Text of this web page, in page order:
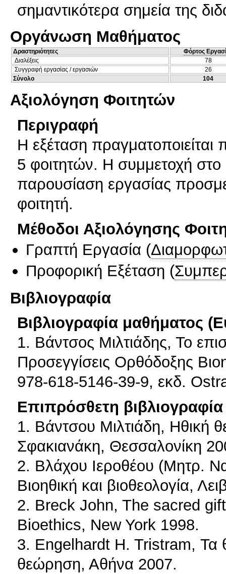
σημαντικότερα σημεία της
Οργάνωση Μαθήματος
Δραστηριότητες
Φόρτος
Διαλέξεις
78
Συγγραφή εργασίας / εργασιών
26
Σύνολο
104
Αξιολόγηση Φοιτητών
Περιγραφή
Η εξέταση
5 φοιτητών. Η συμμετοχή
παρουσίαση εργασίας
φοιτητή.
Μέθοδοι Αξιολόγησης
Γραπτή Εργασία (
Προφορική Εξέταση (
Βιβλιογραφία
Βιβλιογραφία μαθήματος
1. Βάντσος Μιλτιάδης, Το
Προσεγγίσεις Ορθόδοξης
978-618-5146-39-9, εκδ.
Επιπρόσθετη βιβλιογραφία
1. Βάντσου Μιλτιάδη, Ηθική
Σφακιανάκη, Θεσσαλονίκη
2. Βλάχου Ιεροθέου (Μητρ.
Βιοηθική και βιοθεολογία,
2. Breck John, The sacred
Bioethics, New York 1998.
3. Engelhardt H. Tristram, Τα
θεώρηση, Αθήνα 2007.